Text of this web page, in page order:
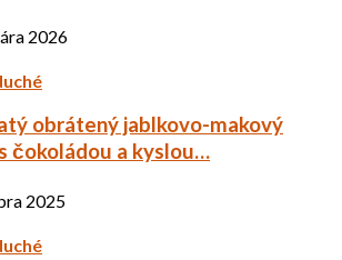
2026
obrátený jablkovo-makový
čokoládou a kyslou…
2025